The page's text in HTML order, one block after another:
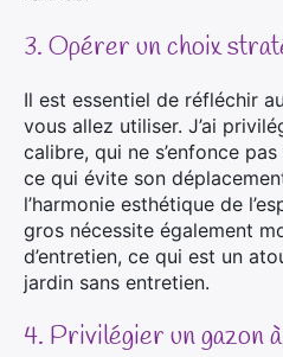
3. Opérer un choix
Il est essentiel de réfléchir
vous allez utiliser. J’ai
calibre, qui ne s’enfonce
ce qui évite son
l’harmonie esthétique de
gros nécessite également
d’entretien, ce qui est un
jardin sans entretien.
4. Privilégier un gazon